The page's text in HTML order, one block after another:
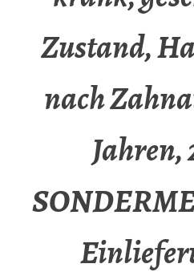
Zustand,
nach
Jahren,